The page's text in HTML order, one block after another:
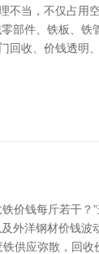
不当，不仅占用
部件、铁板、铁
回收、价钱透明
价钱每斤若干？
外洋钢材价钱波
供应弥散，回收